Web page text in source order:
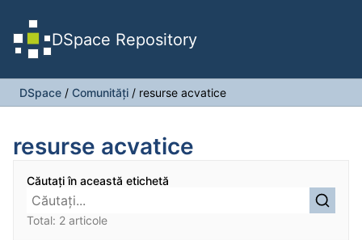
DSpace Repository
DSpace / Comunități / resurse acvatice
resurse acvatice
Căutați în această etichetă
Total: 2 articole